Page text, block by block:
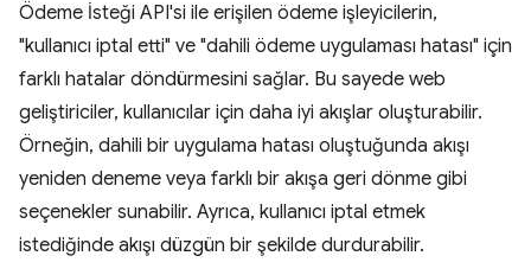
Ödeme İsteği API'si ile erişilen ödeme işleyicilerin,
"kullanıcı iptal etti" ve "dahili ödeme uygulaması hatası" için
farklı hatalar döndürmesini sağlar. Bu sayede web
geliştiriciler, kullanıcılar için daha iyi akışlar oluşturabilir.
Örneğin, dahili bir uygulama hatası oluştuğunda akışı
yeniden deneme veya farklı bir akışa geri dönme gibi
seçenekler sunabilir. Ayrıca, kullanıcı iptal etmek
istediğinde akışı düzgün bir şekilde durdurabilir.